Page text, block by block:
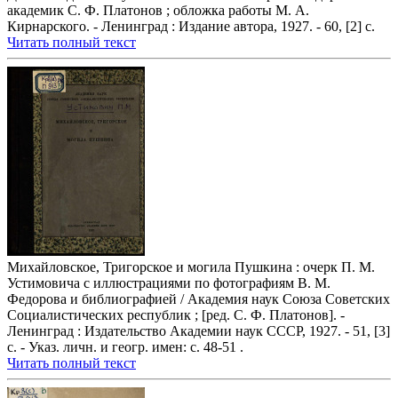
академик С. Ф. Платонов ; обложка работы М. А.
Кирнарского. - Ленинград : Издание автора, 1927. - 60, [2] с.
Читать полный текст
Михайловское, Тригорское и могила Пушкина : очерк П. М.
Устимовича с иллюстрациями по фотографиям В. М.
Федорова и библиографией / Академия наук Союза Советских
Социалистических республик ; [ред. С. Ф. Платонов]. -
Ленинград : Издательство Академии наук СССР, 1927. - 51, [3]
с. - Указ. личн. и геогр. имен: с. 48-51 .
Читать полный текст